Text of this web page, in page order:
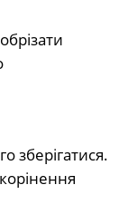
зберігатися.